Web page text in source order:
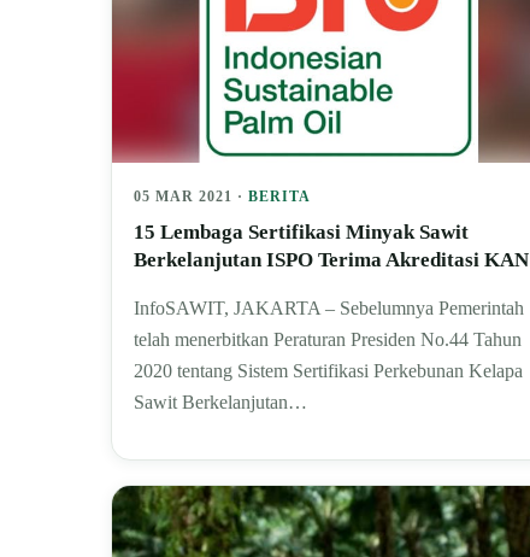
05 MAR 2021 · BERITA
15 Lembaga Sertifikasi Minyak Sawit
Berkelanjutan ISPO Terima Akreditasi KAN
InfoSAWIT, JAKARTA – Sebelumnya Pemerintah
telah menerbitkan Peraturan Presiden No.44 Tahun
2020 tentang Sistem Sertifikasi Perkebunan Kelapa
Sawit Berkelanjutan…